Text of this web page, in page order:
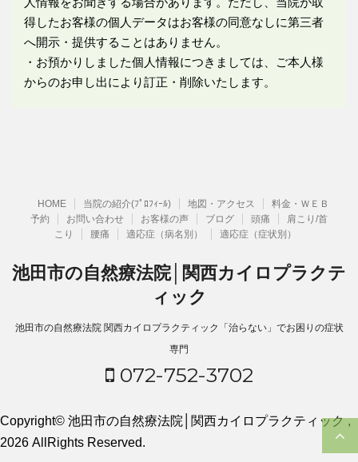
得したお客様の個人データはお客様の同意なしに第三者
へ開示・提供することはありません。
・お預かりしました個人情報につきましては、ご本人様
からのお申し出により訂正・削除いたします。
HOME 当院の紹介(ﾌﾟﾛﾌｨｰﾙ) 地図・アクセス
料金・ＷＥＢ
予約
お問い合わせ お客様の声 ブログ 頭痛
肩こり/首
こり
腰痛 適応症（病名別） 適応症（症状別）
池田市の自然療法院│関西カイロプラクテ
ィック
池田市の自然療法院 関西カイロプラクティック「治らない」でお困りの症状
専門
072-752-3702
Copyright© 池田市の自然療法院│関西カイロプラクティック ,
2026 AllRights Reserved.